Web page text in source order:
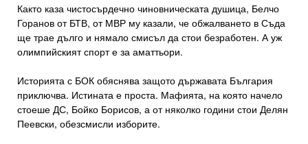
Както каза чистосърдечно чиновническата душица, Белчо
Горанов от БТВ, от МВР му казали, че обжалването в Съда
ще трае дълго и нямало смисъл да стои безработен. А уж
олимпийският спорт е за аматтьори.
Историята с БОК обяснява защото държавата България
приключва. Истината е проста. Мафията, на която начело
стоеше ДС, Бойко Борисов, а от няколко години стои Делян
Пеевски, обезсмисли изборите.